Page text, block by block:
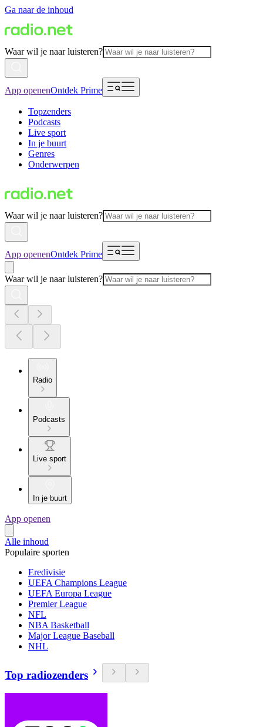
Ga naar de inhoud
Waar wil je naar luisteren?
App openenOntdek Prime
Topzenders
Podcasts
Live sport
In je buurt
Genres
Onderwerpen
Waar wil je naar luisteren?
App openenOntdek Prime
Waar wil je naar luisteren?
Radio
Podcasts
Live sport
In je buurt
App openen
Alle inhoud
Populaire sporten
Eredivisie
UEFA Champions League
UEFA Europa League
Premier League
NFL
NBA Basketball
Major League Baseball
NHL
Top radiozenders